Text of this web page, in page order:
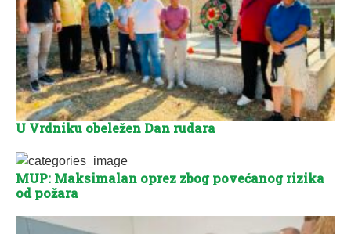
U Vrdniku obeležen Dan rudara
MUP: Maksimalan oprez zbog povećanog rizika
od požara